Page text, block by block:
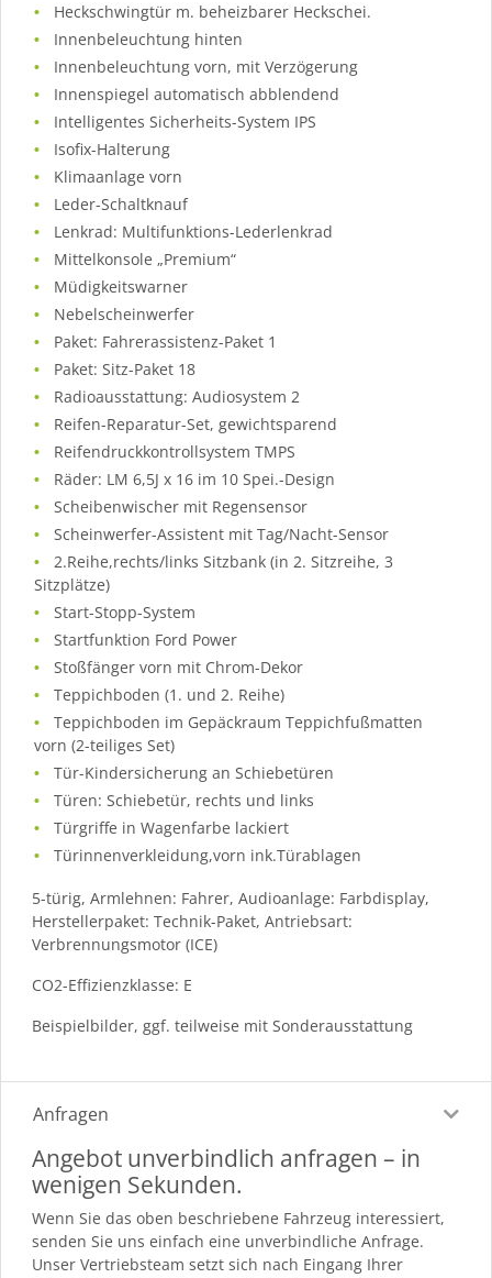
Heckschwingtür m. beheizbarer Heckschei.
Innenbeleuchtung hinten
Innenbeleuchtung vorn, mit Verzögerung
Innenspiegel automatisch abblendend
Intelligentes Sicherheits-System IPS
Isofix-Halterung
Klimaanlage vorn
Leder-Schaltknauf
Lenkrad: Multifunktions-Lederlenkrad
Mittelkonsole „Premium“
Müdigkeitswarner
Nebelscheinwerfer
Paket: Fahrerassistenz-Paket 1
Paket: Sitz-Paket 18
Radioausstattung: Audiosystem 2
Reifen-Reparatur-Set, gewichtsparend
Reifendruckkontrollsystem TMPS
Räder: LM 6,5J x 16 im 10 Spei.-Design
Scheibenwischer mit Regensensor
Scheinwerfer-Assistent mit Tag/Nacht-Sensor
2.Reihe,rechts/links Sitzbank (in 2. Sitzreihe, 3
Sitzplätze)
Start-Stopp-System
Startfunktion Ford Power
Stoßfänger vorn mit Chrom-Dekor
Teppichboden (1. und 2. Reihe)
Teppichboden im Gepäckraum Teppichfußmatten
vorn (2-teiliges Set)
Tür-Kindersicherung an Schiebetüren
Türen: Schiebetür, rechts und links
Türgriffe in Wagenfarbe lackiert
Türinnenverkleidung,vorn ink.Türablagen
5-türig, Armlehnen: Fahrer, Audioanlage: Farbdisplay,
Herstellerpaket: Technik-Paket, Antriebsart:
Verbrennungsmotor (ICE)
CO2-Effizienzklasse: E
Beispielbilder, ggf. teilweise mit Sonderausstattung
Anfragen
Angebot unverbindlich anfragen – in
wenigen Sekunden.
Wenn Sie das oben beschriebene Fahrzeug interessiert,
senden Sie uns einfach eine unverbindliche Anfrage.
Unser Vertriebsteam setzt sich nach Eingang Ihrer